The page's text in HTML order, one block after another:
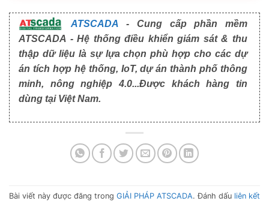
ATSCADA - Cung cấp phần mềm
ATSCADA - Hệ thống điều khiển giám sát & thu
thập dữ liệu là sự lựa chọn phù hợp cho các dự
án tích hợp hệ thống, IoT, dự án thành phố thông
minh, nông nghiệp 4.0...Được khách hàng tin
dùng tại Việt Nam.
Bài viết này được đăng trong GIẢI PHÁP ATSCADA. Đánh dấu liên kết